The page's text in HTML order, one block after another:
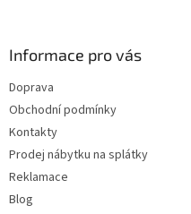
Informace pro vás
Doprava
Obchodní podmínky
Kontakty
Prodej nábytku na splátky
Reklamace
Blog